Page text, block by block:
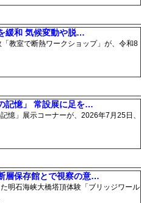
緩和 気候変動や脱…
教室で断熱ワークショップ」が、令和8
記憶」 常設展に足を…
憶」展示コーナーが、2026年7月25日、
層保存館とで視察の意…
明石海峡大橋塔頂体験「ブリッジワール